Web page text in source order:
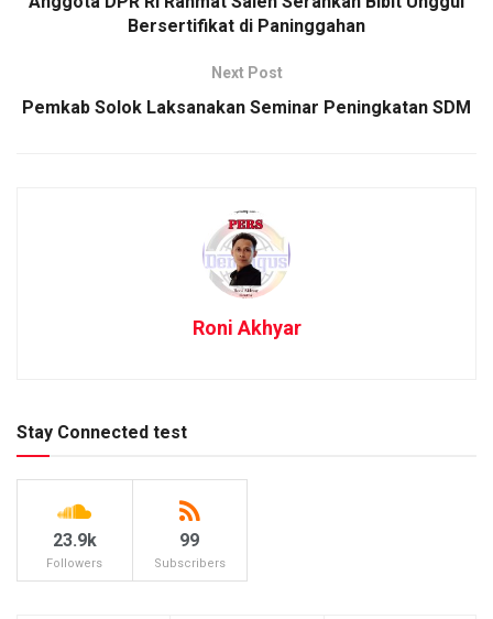
Bersertifikat di Paninggahan
Next Post
Pemkab Solok Laksanakan Seminar Peningkatan SDM
Roni Akhyar
Stay Connected test
23.9k
Followers
99
Subscribers